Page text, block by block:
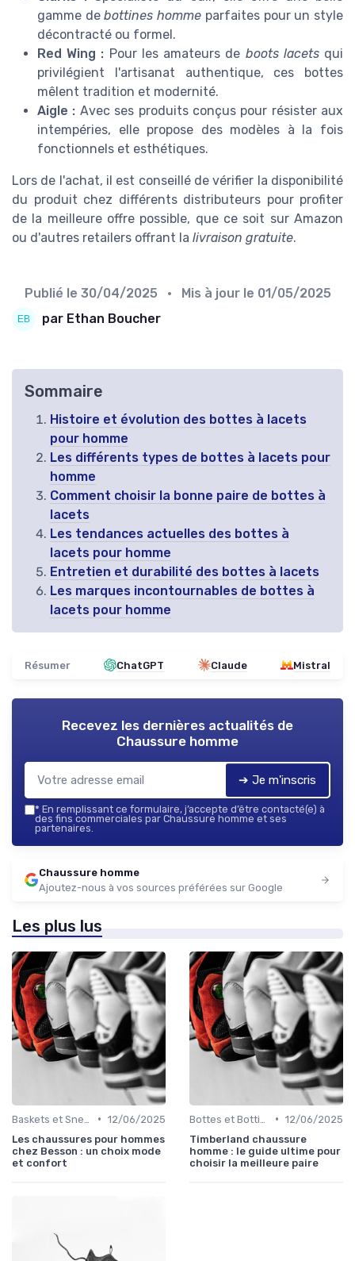
gamme debottines homme parfaites pour un style
décontracté ou formel.
Red Wing : Pour les amateurs de boots lacetsqui
privilégient l'artisanat authentique, ces bottes
mêlent tradition et modernité.
Aigle : Avec ses produits conçus pour résister aux
intempéries, elle propose des modèles à la fois
fonctionnels et esthétiques.
Lors de l'achat, il est conseillé de vérifier la disponibilité
du produit chez différents distributeurs pour profiter
de la meilleure offre possible, que ce soit sur Amazon
ou d'autres retailers offrant la livraison gratuite.
Publié le 30/04/2025 • Mis à jour le 01/05/2025
par Ethan Boucher
Sommaire
Histoire et évolution des bottes à lacets
pour homme
Les différents types de bottes à lacets pour
homme
Comment choisir la bonne paire de bottes à
lacets
Les tendances actuelles des bottes à
lacets pour homme
Entretien et durabilité des bottes à lacets
Les marques incontournables de bottes à
lacets pour homme
Résumer ChatGPT Claude Mistral
Recevez les dernières actualités de
Chaussure homme
➔ Je m'inscris
* En remplissant ce formulaire, j’accepte d’être contacté(e) à
des fins commerciales par Chaussure homme et ses
partenaires.
Chaussure homme
Ajoutez-nous à vos sources préférées sur Google
Les plus lus
• 12/06/2025
Les chaussures pour hommes
chez Besson : un choix mode
et confort
• 12/06/2025
Timberland chaussure
homme : le guide ultime pour
choisir la meilleure paire